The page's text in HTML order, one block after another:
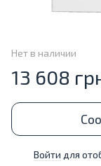
Нет в наличии
13 608
Войти для